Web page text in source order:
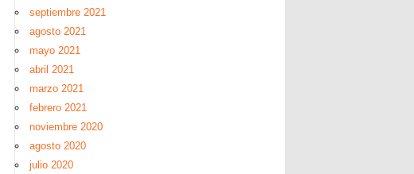
septiembre 2021
agosto 2021
mayo 2021
abril 2021
marzo 2021
febrero 2021
noviembre 2020
agosto 2020
julio 2020